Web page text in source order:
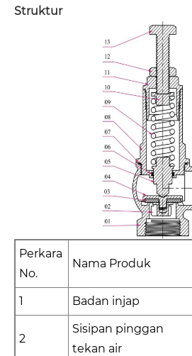
Struktur
Perkara
No.
Nama Produk
1 Badan injap
2
Sisipan pinggan
tekan air